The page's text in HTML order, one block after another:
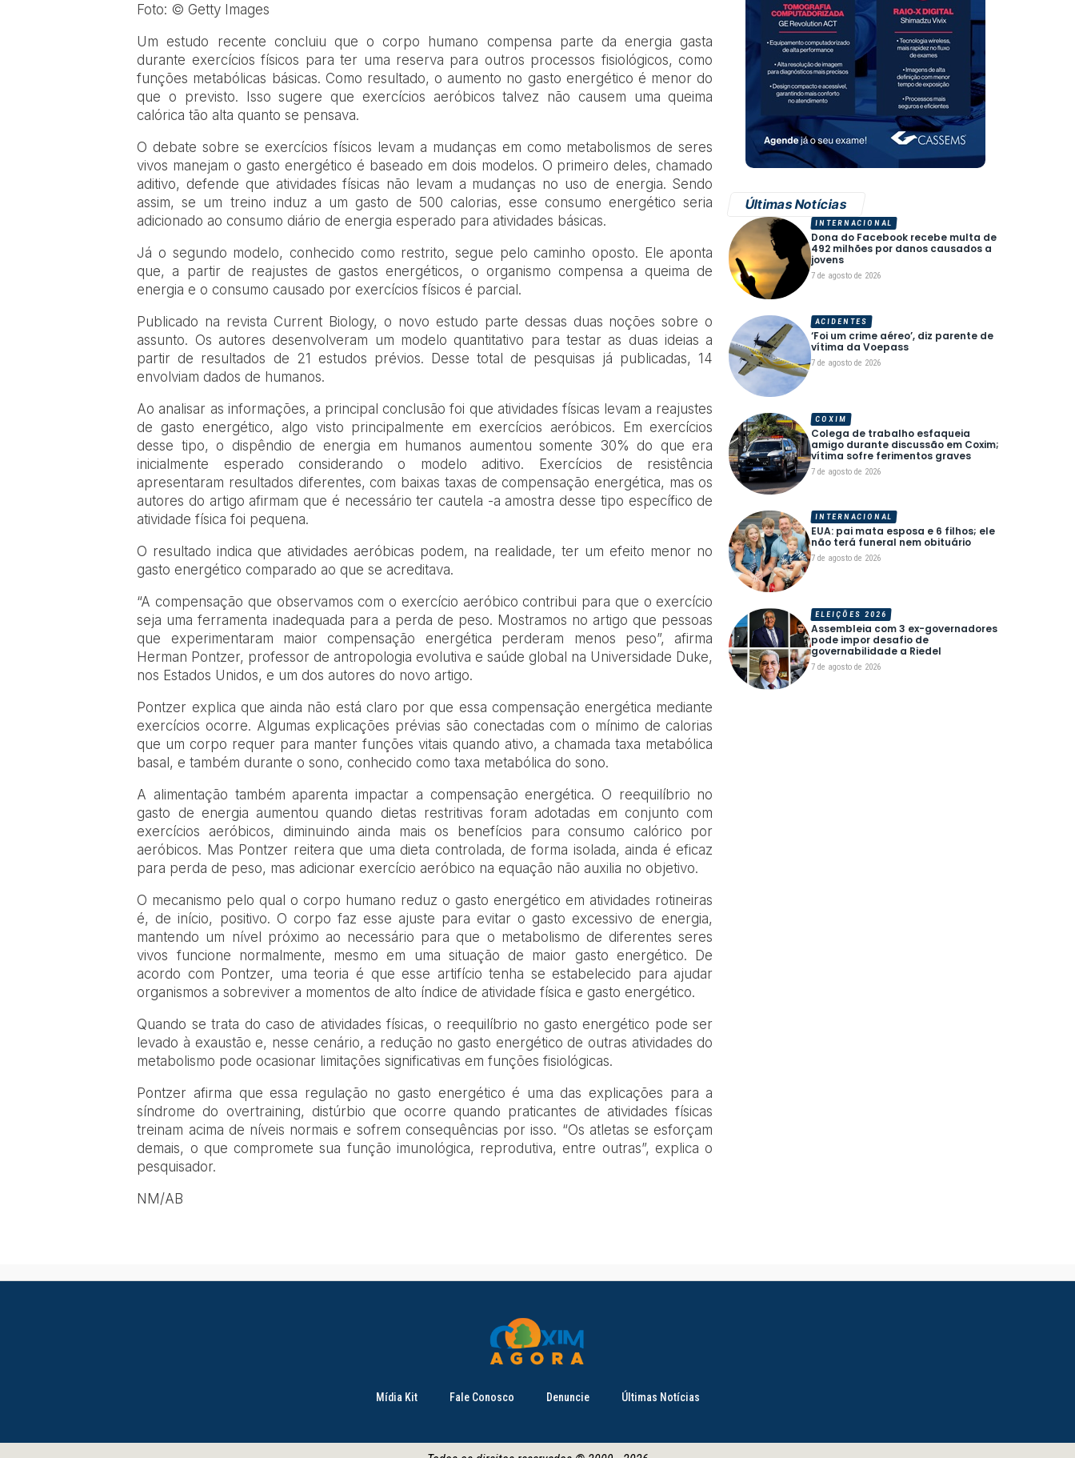
Foto: © Getty Images
Um estudo recente concluiu que o corpo humano compensa parte da energia gasta
durante exercícios físicos para ter uma reserva para outros processos fisiológicos, como
funções metabólicas básicas. Como resultado, o aumento no gasto energético é menor do
que o previsto. Isso sugere que exercícios aeróbicos talvez não causem uma queima
calórica tão alta quanto se pensava.
O debate sobre se exercícios físicos levam a mudanças em como metabolismos de seres
vivos manejam o gasto energético é baseado em dois modelos. O primeiro deles, chamado
aditivo, defende que atividades físicas não levam a mudanças no uso de energia. Sendo
assim, se um treino induz a um gasto de 500 calorias, esse consumo energético seria
adicionado ao consumo diário de energia esperado para atividades básicas.
Já o segundo modelo, conhecido como restrito, segue pelo caminho oposto. Ele aponta
que, a partir de reajustes de gastos energéticos, o organismo compensa a queima de
energia e o consumo causado por exercícios físicos é parcial.
Publicado na revista Current Biology, o novo estudo parte dessas duas noções sobre o
assunto. Os autores desenvolveram um modelo quantitativo para testar as duas ideias a
partir de resultados de 21 estudos prévios. Desse total de pesquisas já publicadas, 14
envolviam dados de humanos.
Ao analisar as informações, a principal conclusão foi que atividades físicas levam a reajustes
de gasto energético, algo visto principalmente em exercícios aeróbicos. Em exercícios
desse tipo, o dispêndio de energia em humanos aumentou somente 30% do que era
inicialmente esperado considerando o modelo aditivo. Exercícios de resistência
apresentaram resultados diferentes, com baixas taxas de compensação energética, mas os
autores do artigo afirmam que é necessário ter cautela -a amostra desse tipo específico de
atividade física foi pequena.
O resultado indica que atividades aeróbicas podem, na realidade, ter um efeito menor no
gasto energético comparado ao que se acreditava.
“A compensação que observamos com o exercício aeróbico contribui para que o exercício
seja uma ferramenta inadequada para a perda de peso. Mostramos no artigo que pessoas
que experimentaram maior compensação energética perderam menos peso”, afirma
Herman Pontzer, professor de antropologia evolutiva e saúde global na Universidade Duke,
nos Estados Unidos, e um dos autores do novo artigo.
Pontzer explica que ainda não está claro por que essa compensação energética mediante
exercícios ocorre. Algumas explicações prévias são conectadas com o mínimo de calorias
que um corpo requer para manter funções vitais quando ativo, a chamada taxa metabólica
basal, e também durante o sono, conhecido como taxa metabólica do sono.
A alimentação também aparenta impactar a compensação energética. O reequilíbrio no
gasto de energia aumentou quando dietas restritivas foram adotadas em conjunto com
exercícios aeróbicos, diminuindo ainda mais os benefícios para consumo calórico por
aeróbicos. Mas Pontzer reitera que uma dieta controlada, de forma isolada, ainda é eficaz
para perda de peso, mas adicionar exercício aeróbico na equação não auxilia no objetivo.
O mecanismo pelo qual o corpo humano reduz o gasto energético em atividades rotineiras
é, de início, positivo. O corpo faz esse ajuste para evitar o gasto excessivo de energia,
mantendo um nível próximo ao necessário para que o metabolismo de diferentes seres
vivos funcione normalmente, mesmo em uma situação de maior gasto energético. De
acordo com Pontzer, uma teoria é que esse artifício tenha se estabelecido para ajudar
organismos a sobreviver a momentos de alto índice de atividade física e gasto energético.
Quando se trata do caso de atividades físicas, o reequilíbrio no gasto energético pode ser
levado à exaustão e, nesse cenário, a redução no gasto energético de outras atividades do
metabolismo pode ocasionar limitações significativas em funções fisiológicas.
Pontzer afirma que essa regulação no gasto energético é uma das explicações para a
síndrome do overtraining, distúrbio que ocorre quando praticantes de atividades físicas
treinam acima de níveis normais e sofrem consequências por isso. “Os atletas se esforçam
demais, o que compromete sua função imunológica, reprodutiva, entre outras”, explica o
pesquisador.
NM/AB
Últimas Notícias
Dona do Facebook recebe multa de
492 milhões por danos causados a
jovens
7 de agosto de 2026
INTERNACIONAL
‘Foi um crime aéreo’, diz parente de
vítima da Voepass
7 de agosto de 2026
ACIDENTES
Colega de trabalho esfaqueia
amigo durante discussão em Coxim;
vítima sofre ferimentos graves
7 de agosto de 2026
COXIM
EUA: pai mata esposa e 6 filhos; ele
não terá funeral nem obituário
7 de agosto de 2026
INTERNACIONAL
Assembleia com 3 ex-governadores
pode impor desafio de
governabilidade a Riedel
7 de agosto de 2026
ELEIÇÕES 2026
Mídia Kit Fale Conosco Denuncie Últimas Notícias